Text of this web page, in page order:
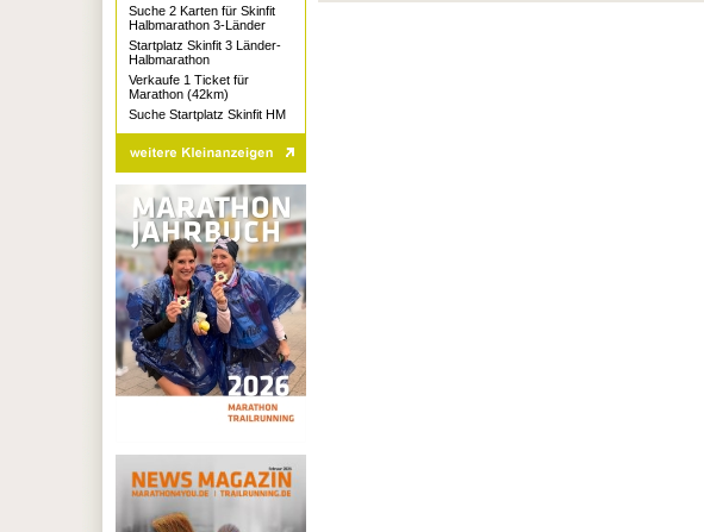
Suche 2 Karten für Skinfit
Halbmarathon 3-Länder
Startplatz Skinfit 3 Länder-
Halbmarathon
Verkaufe 1 Ticket für
Marathon (42km)
Suche Startplatz Skinfit HM